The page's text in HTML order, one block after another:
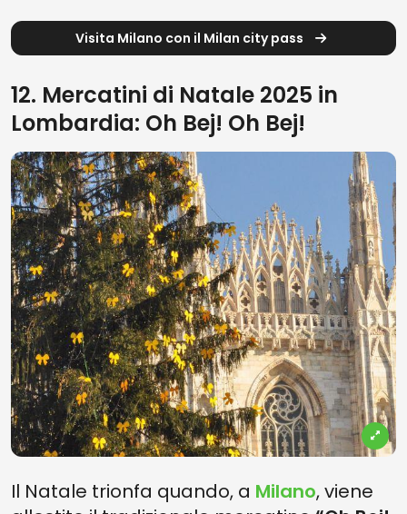
Visita Milano con il Milan city pass
12. Mercatini di Natale 2025 in
Lombardia: Oh Bej! Oh Bej!
Il Natale trionfa quando, a Milano, viene